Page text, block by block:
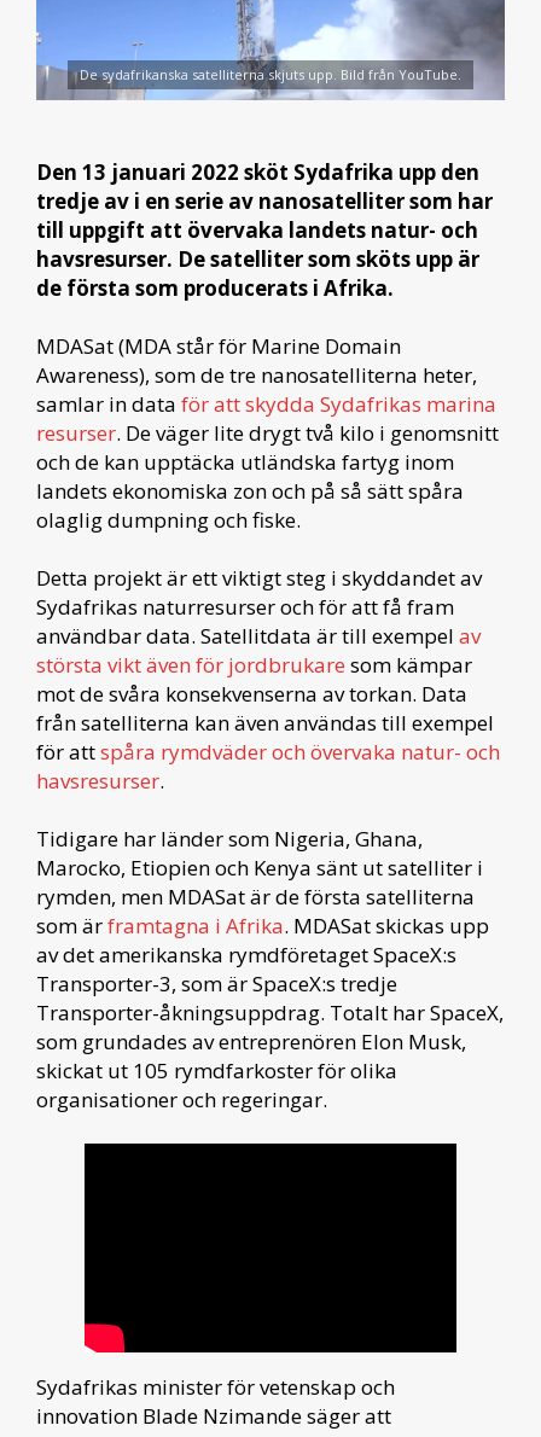
De sydafrikanska satelliterna skjuts upp. Bild från YouTube.
Den 13 januari 2022 sköt Sydafrika upp den
tredje av i en serie av nanosatelliter som har
till uppgift att övervaka landets natur- och
havsresurser. De satelliter som sköts upp är
de första som producerats i Afrika.
MDASat (MDA står för Marine Domain
Awareness), som de tre nanosatelliterna heter,
samlar in data för att skydda Sydafrikas marina
resurser. De väger lite drygt två kilo i genomsnitt
och de kan upptäcka utländska fartyg inom
landets ekonomiska zon och på så sätt spåra
olaglig dumpning och fiske.
Detta projekt är ett viktigt steg i skyddandet av
Sydafrikas naturresurser och för att få fram
användbar data. Satellitdata är till exempel av
största vikt även för jordbrukare som kämpar
mot de svåra konsekvenserna av torkan. Data
från satelliterna kan även användas till exempel
för attspåra rymdväder och övervaka natur- och
havsresurser.
Tidigare har länder som Nigeria, Ghana,
Marocko, Etiopien och Kenya sänt ut satelliter i
rymden, men MDASat är de första satelliterna
som ärframtagna i Afrika. MDASat skickas upp
av det amerikanska rymdföretaget SpaceX:s
Transporter-3, som är SpaceX:s tredje
Transporter-åkningsuppdrag. Totalt har SpaceX,
som grundades av entreprenören Elon Musk,
skickat ut 105 rymdfarkoster för olika
organisationer och regeringar.
Sydafrikas minister för vetenskap och
innovation Blade Nzimande säger att